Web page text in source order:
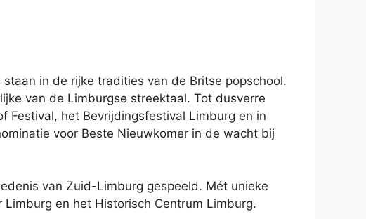
in de rijke tradities van de Britse popschool.
van de Limburgse streektaal. Tot dusverre
Festival, het Bevrijdingsfestival Limburg en in
voor Beste Nieuwkomer in de wacht bij
van Zuid-Limburg gespeeld. Mét unieke
en het Historisch Centrum Limburg.